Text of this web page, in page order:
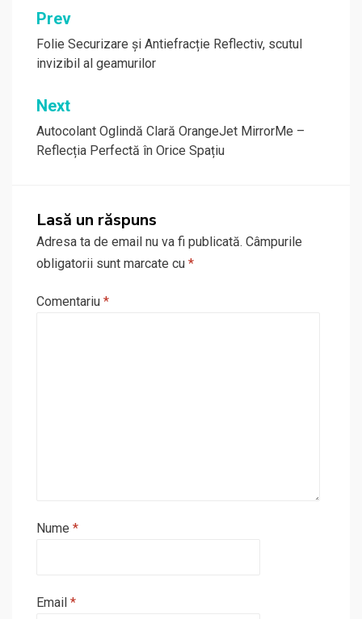
Navigare
în
articole
Prev
Folie Securizare și Antiefracție Reflectiv, scutul
invizibil al geamurilor
Next
Autocolant Oglindă Clară OrangeJet MirrorMe –
Reflecția Perfectă în Orice Spațiu
Lasă un răspuns
Adresa ta de email nu va fi publicată. Câmpurile
obligatorii sunt marcate cu *
Comentariu *
Nume *
Email *